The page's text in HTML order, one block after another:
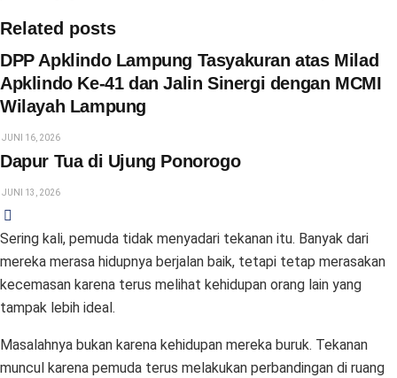
Related posts
DPP Apklindo Lampung Tasyakuran atas Milad
Apklindo Ke-41 dan Jalin Sinergi dengan MCMI
Wilayah Lampung
JUNI 16, 2026
Dapur Tua di Ujung Ponorogo
JUNI 13, 2026
Sering kali, pemuda tidak menyadari tekanan itu. Banyak dari
mereka merasa hidupnya berjalan baik, tetapi tetap merasakan
kecemasan karena terus melihat kehidupan orang lain yang
tampak lebih ideal.
Masalahnya bukan karena kehidupan mereka buruk. Tekanan
muncul karena pemuda terus melakukan perbandingan di ruang